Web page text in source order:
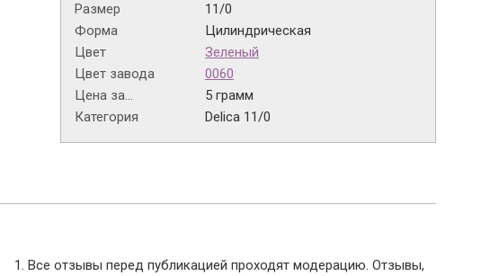
Размер
11/0
Форма
Цилиндрическая
Цвет
Зеленый
Цвет завода
0060
Цена за...
5 грамм
Категория
Delica 11/0
1. Все отзывы перед публикацией проходят модерацию. Отзывы,